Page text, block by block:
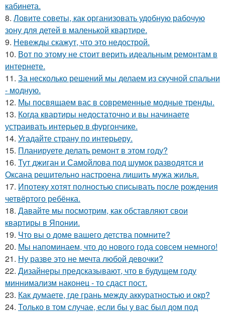
кабинета.
8. Ловите советы, как организовать удобную рабочую
зону для детей в маленькой квартире.
9. Невежды скажут, что это недострой.
10. Вот по этому не стоит верить идеальным ремонтам в
интернете.
11. За несколько решений мы делаем из скучной спальни
- модную.
12. Мы посвящаем вас в современные модные тренды.
13. Когда квартиры недостаточно и вы начинаете
устраивать интерьер в фургончике.
14. Угадайте страну по интерьеру.
15. Планируете делать ремонт в этом году?
16. Тут джиган и Самойлова под шумок разводятся и
Оксана решительно настроена лишить мужа жилья.
17. Ипотеку хотят полностью списывать после рождения
четвёртого ребёнка.
18. Давайте мы посмотрим, как обставляют свои
квартиры в Японии.
19. Что вы о доме вашего детства помните?
20. Мы напоминаем, что до нового года совсем немного!
21. Ну разве это не мечта любой девочки?
22. Дизайнеры предсказывают, что в будущем году
миннимализм наконец - то сдаст пост.
23. Как думаете, где грань между аккуратностью и окр?
24. Только в том случае, если бы у вас был дом под